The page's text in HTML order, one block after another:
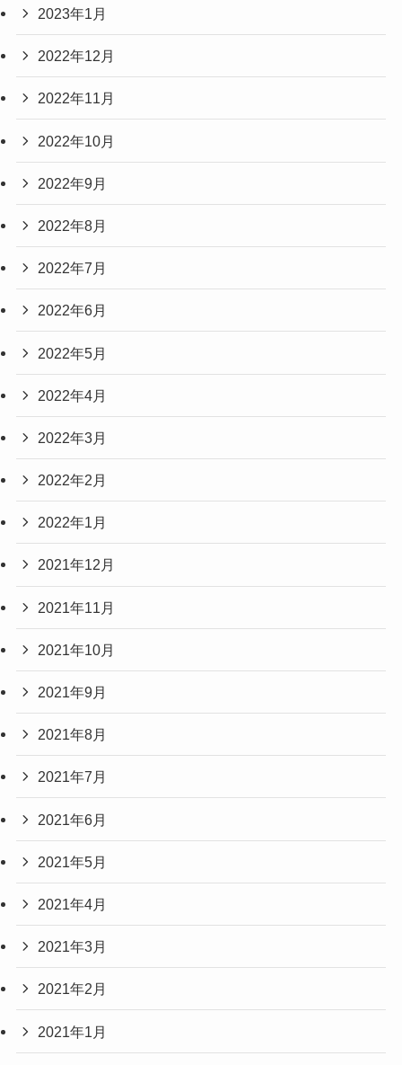
2023年1月
2022年12月
2022年11月
2022年10月
2022年9月
2022年8月
2022年7月
2022年6月
2022年5月
2022年4月
2022年3月
2022年2月
2022年1月
2021年12月
2021年11月
2021年10月
2021年9月
2021年8月
2021年7月
2021年6月
2021年5月
2021年4月
2021年3月
2021年2月
2021年1月